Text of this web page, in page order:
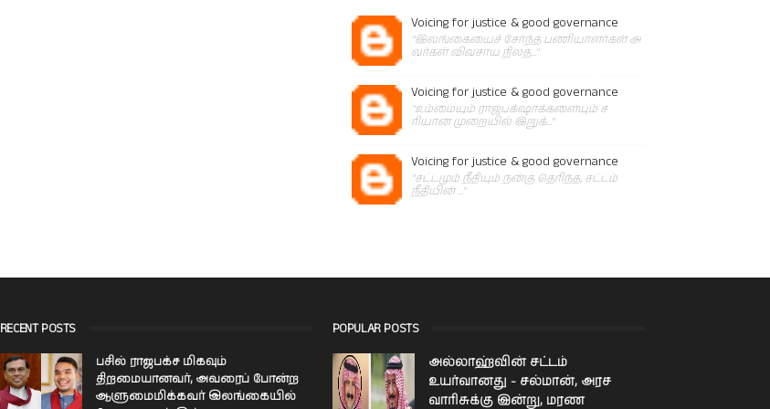
Voicing for justice & good governance
"இலங்கையைச் சேர்ந்த பணியாளர்கள் அ
வர்கள் விவசாய நிலத..."
Voicing for justice & good governance
"உம்மையும் ராஜபக்‌ஷாக்களையும் ச
ரியான முறையில் இறுக்..."
Voicing for justice & good governance
"சட்டமும் நீதியும் நன்கு தெரிந்த, சட்டம்
நீதியின் ..."
RECENT POSTS
பசில் ராஜபக்ச மிகவும்
திறமையானவர், அவரைப் போன்ற
ஆளுமைமிக்கவர் இலங்கையில்
POPULAR POSTS
அல்லாஹ்வின் சட்டம்
உயர்வானது - சல்மான், அரச
வாரிசுக்கு இன்று, மரண